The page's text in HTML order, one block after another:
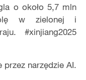
o około 5,7 mln
w zielonej i
#xinjiang2025
przez narzędzie AI.